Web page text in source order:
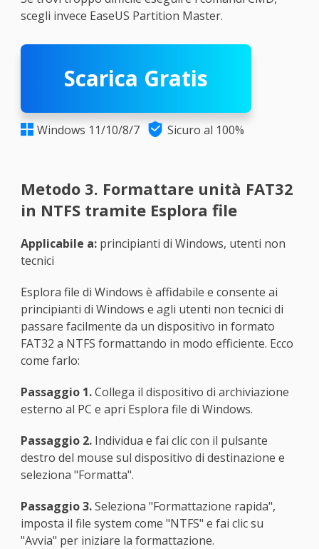
scegli invece EaseUS Partition Master.
Scarica Gratis
 Windows 11/10/8/7  Sicuro al 100%
Metodo 3. Formattare unità FAT32
in NTFS tramite Esplora file
Applicabile a:principianti di Windows, utenti non
tecnici
Esplora file di Windows è affidabile e consente ai
principianti di Windows e agli utenti non tecnici di
passare facilmente da un dispositivo in formato
FAT32 a NTFS formattando in modo efficiente. Ecco
come farlo:
Passaggio 1.Collega il dispositivo di archiviazione
esterno al PC e apri Esplora file di Windows.
Passaggio 2.Individua e fai clic con il pulsante
destro del mouse sul dispositivo di destinazione e
seleziona "Formatta".
Passaggio 3.Seleziona "Formattazione rapida",
imposta il file system come "NTFS" e fai clic su
"Avvia" per iniziare la formattazione.